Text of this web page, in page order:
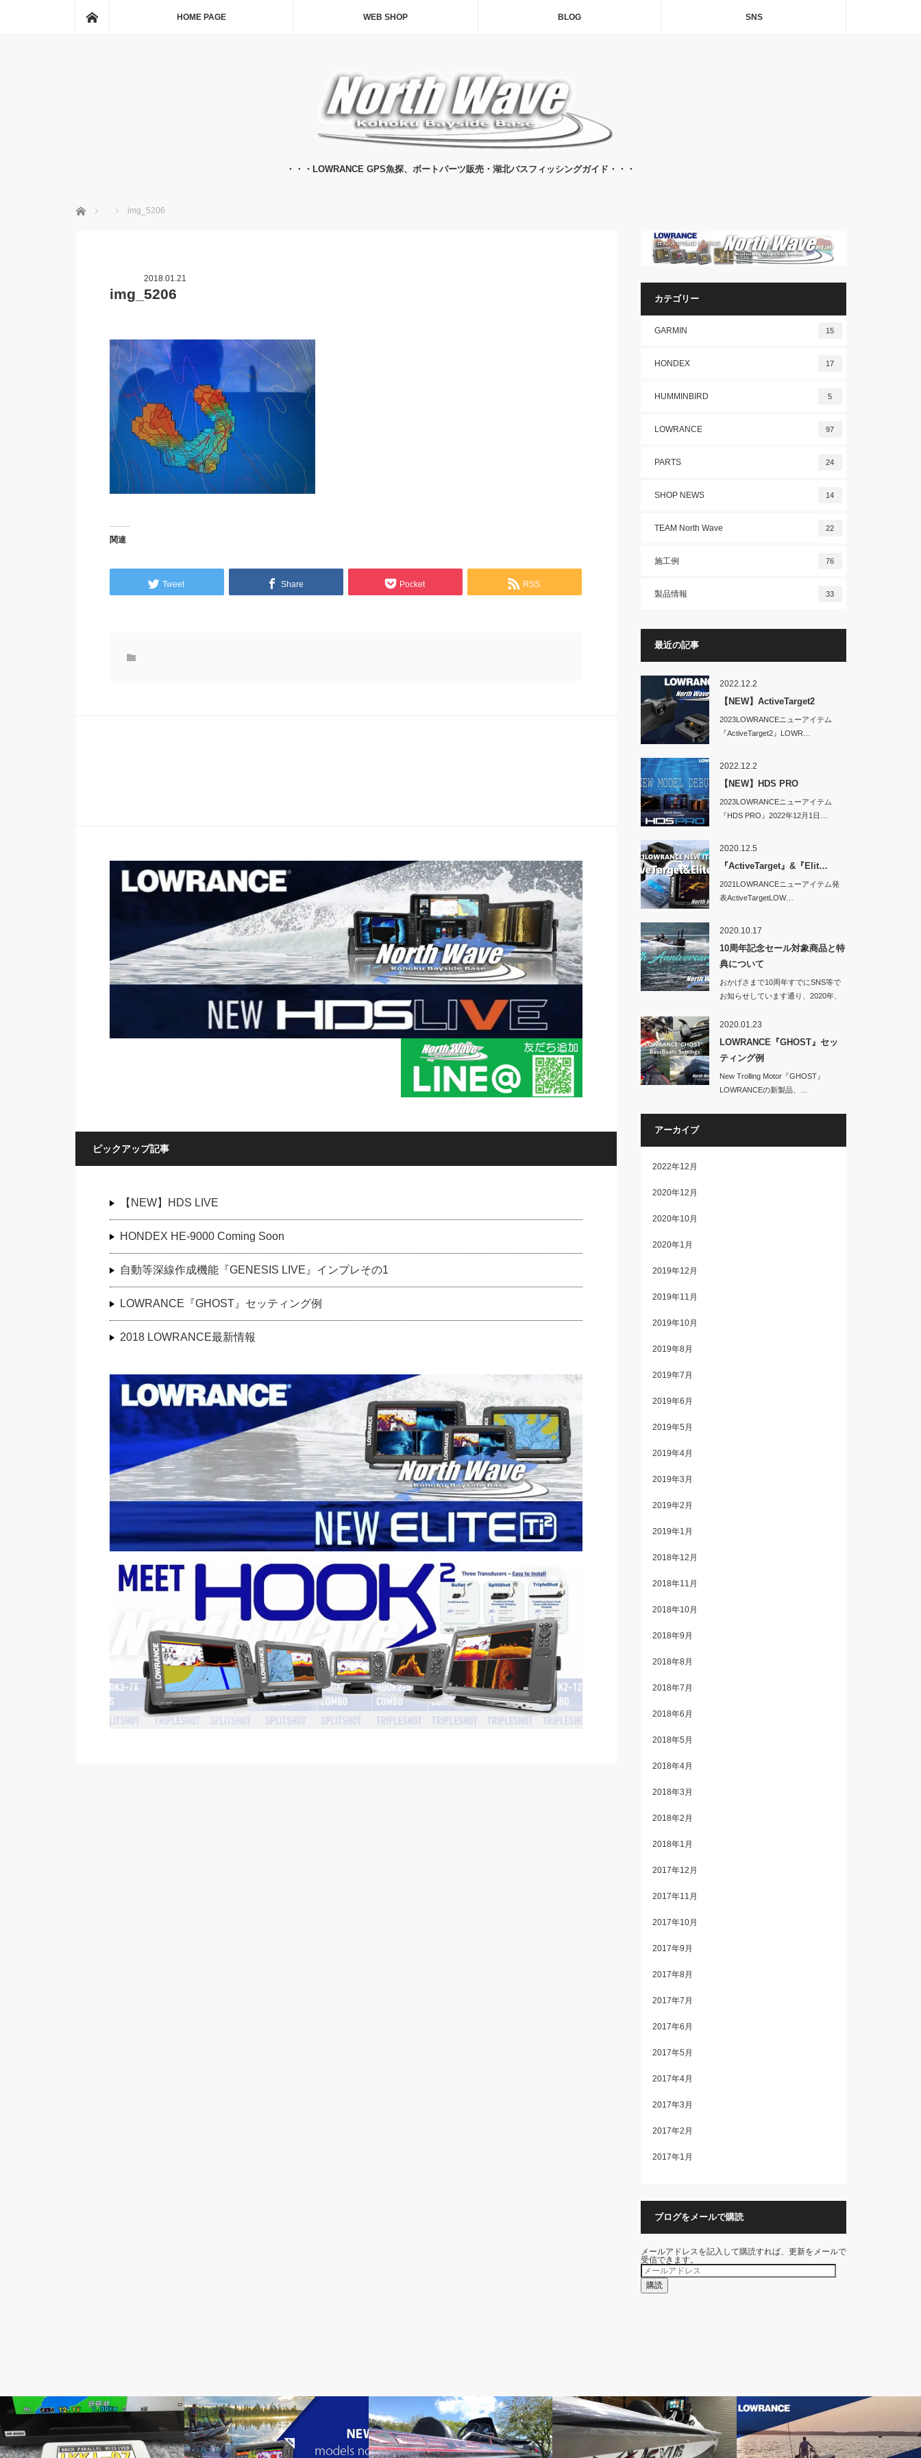
HOME PAGE WEB SHOP BLOG SNS
・・・LOWRANCE GPS魚探、ボートパーツ販売・湖北バスフィッシングガイド・・・
ホーム img_5206
2018.01.21
img_5206
関連
Tweet Share Pocket RSS
ピックアップ記事
【NEW】HDS LIVE
HONDEX HE-9000 Coming Soon
自動等深線作成機能『GENESIS LIVE』インプレその1
LOWRANCE『GHOST』セッティング例
2018 LOWRANCE最新情報
カテゴリー
GARMIN 15
HONDEX 17
HUMMINBIRD 5
LOWRANCE 97
PARTS 24
SHOP NEWS 14
TEAM North Wave 22
施工例 76
製品情報 33
最近の記事
2022.12.2
【NEW】ActiveTarget2
2023LOWRANCEニューアイテム
『ActiveTarget2』LOWR…
2022.12.2
【NEW】HDS PRO
2023LOWRANCEニューアイテム
『HDS PRO』2022年12月1日…
2020.12.5
『ActiveTarget』&『Elit…
2021LOWRANCEニューアイテム発
表ActiveTargetLOW…
2020.10.17
10周年記念セール対象商品と特
典について
おかげさまで10周年すでにSNS等で
お知らせしています通り、2020年、
2020.01.23
LOWRANCE『GHOST』セッ
ティング例
New Trolling Motor『GHOST』
LOWRANCEの新製品、…
アーカイブ
2022年12月
2020年12月
2020年10月
2020年1月
2019年12月
2019年11月
2019年10月
2019年8月
2019年7月
2019年6月
2019年5月
2019年4月
2019年3月
2019年2月
2019年1月
2018年12月
2018年11月
2018年10月
2018年9月
2018年8月
2018年7月
2018年6月
2018年5月
2018年4月
2018年3月
2018年2月
2018年1月
2017年12月
2017年11月
2017年10月
2017年9月
2017年8月
2017年7月
2017年6月
2017年5月
2017年4月
2017年3月
2017年2月
2017年1月
ブログをメールで購読
メールアドレスを記入して購読すれば、更新をメールで
受信できます。
メ
ー
ル
ア
購読